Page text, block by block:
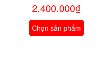
2.400.000₫
Chọn sản phẩm